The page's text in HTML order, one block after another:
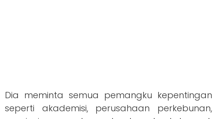
Dia meminta semua pemangku kepentingan
seperti akademisi, perusahaan perkebunan,